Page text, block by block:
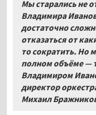
Мы старались не
Владимира
достаточно
отказаться от
то сократить. Но
полном объёме —
Владимиром
директор
Михаил